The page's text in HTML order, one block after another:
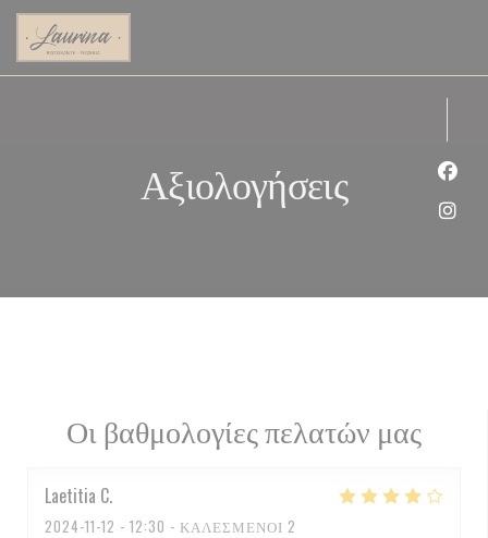
Πίνακας διαχείρισης "Μπισκότων" (Cookies)
Αξιολογήσεις
Οι βαθμολογίες πελατών μας
Laetitia C
2024-11-12 - 12:30 - ΚΑΛΕΣΜΈΝΟΙ 2